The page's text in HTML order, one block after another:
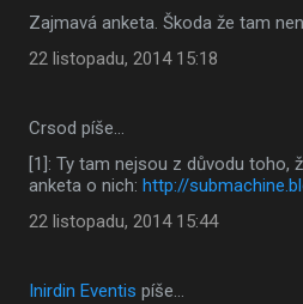
Zajmavá anketa. Škoda že tam
22 listopadu, 2014 15:18
Crsod píše…
[1]: Ty tam nejsou z důvodu toho,
anketa o nich: http://
22 listopadu, 2014 15:44
Inirdin Eventis píše…